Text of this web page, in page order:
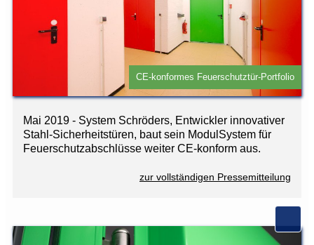
CE-konformes Feuerschutztür-Portfolio
Mai 2019 - System Schröders, Entwickler innovativer
Stahl-Sicherheitstüren, baut sein ModulSystem für
Feuerschutzabschlüsse weiter CE-konform aus.
zur vollständigen Pressemitteilung